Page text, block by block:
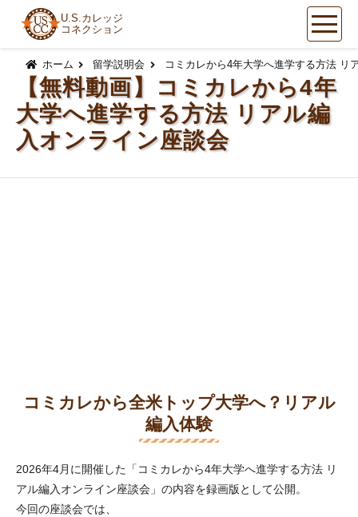
U.S.カレッジ
コネクション
ホーム 留学説明会 コミカレから4年大学へ進学する方法 リ
【無料動画】コミカレから4年
大学へ進学する方法 リアル編
入オンライン座談会
コミカレから全米トップ大学へ？リアル
編入体験
2026年4月に開催した「コミカレから4年大学へ進学する方法 リ
アル編入オンライン座談会」の内容を録画版として公開。
今回の座談会では、